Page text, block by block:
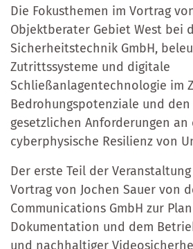
Die Fokusthemen im Vortrag
Objektberater Gebiet West bei
Sicherheitstechnik GmbH,
Zutrittssysteme und digitale
Schließanlagentechnologie im
Bedrohungspotenziale und
gesetzlichen Anforderungen an
cyberphysische Resilienz von
Der erste Teil der
Vortrag von Jochen Sauer von
Communications GmbH zur
Dokumentation und dem
und nachhaltiger